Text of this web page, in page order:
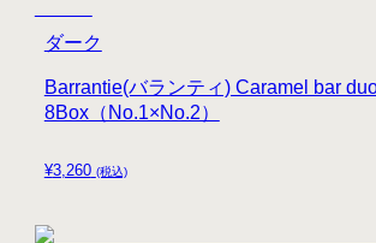
¥3,260 (税込)
Barrantie(バランティ) Caramel bar
8Box（No.1×No.2）
ダーク